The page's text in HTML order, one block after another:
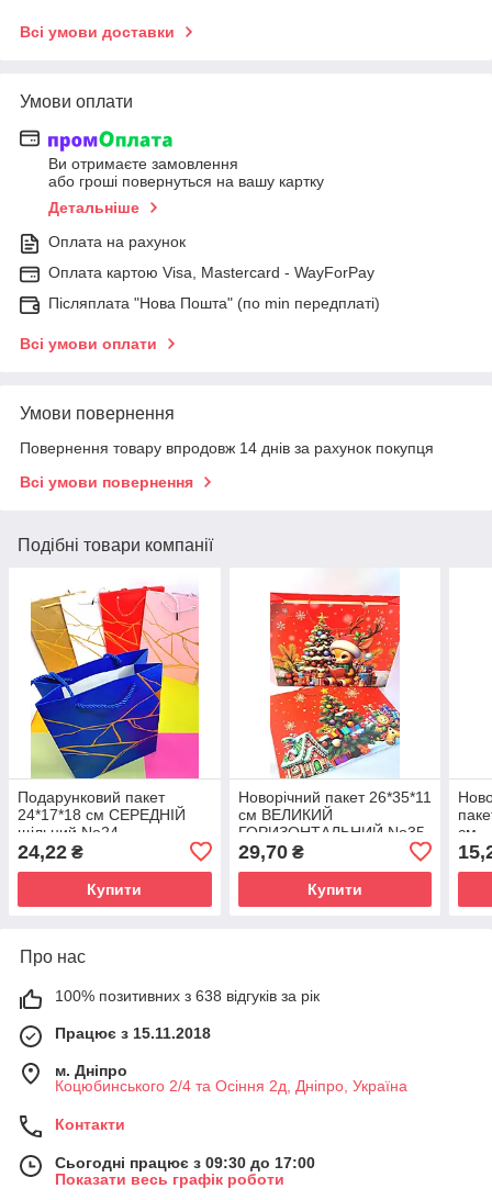
Всі умови доставки
Умови оплати
Ви отримаєте замовлення
або гроші повернуться на вашу картку
Детальніше
Оплата на рахунок
Оплата картою Visa, Mastercard - WayForPay
Післяплата "Нова Пошта" (по min передплаті)
Всі умови оплати
Умови повернення
Повернення товару впродовж 14 днів за рахунок покупця
Всі умови повернення
Подібні товари компанії
Подарунковий пакет
24*17*18 см СЕРЕДНІЙ
щільний No24
24,22 ₴
Купити
Новорічний пакет 26*35*11
см ВЕЛИКИЙ
ГОРИЗОНТАЛЬНИЙ No35
ущільнений
29,70₴
Купити
см
Про нас
100% позитивних з 638 відгуків за рік
Працює з 15.11.2018
м. Дніпро
Коцюбинського 2/4 та Осіння 2д, Дніпро, Україна
Контакти
Сьогодні працює з 09:30 до 17:00
Показати весь графік роботи